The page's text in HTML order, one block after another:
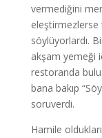
vermediğini
eleştirmezlerse
söylüyorlardı.
akşam yemeği
restoranda
bana bakıp
soruverdi.
Hamile